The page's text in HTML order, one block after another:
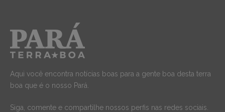
Aqui você encontra notícias boas para a gente boa desta terra
boa que é o nosso Pará.
Siga, comente e compartilhe nossos perfis nas redes sociais.